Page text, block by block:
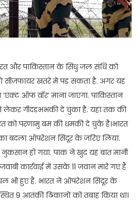
और पाकिस्तान के सिंधु जल संधि को
खतरे में पड़ सकता है. अगर यह
ऑफ वॉर’ माना जाएगा. पाकिस्तान
गीदड़भभकी दे चुका है. यहां तक की
को परणामु बम की धमकी दे चुके है।भारत
बदला ऑपरेशन सिंदूर के जरिए लिया.
हो गया. पाक ने खुद यह बात मानी
कार्रवाई में उसके 11 जवान मारे गए हैं
भी हुए हैं. भारत ने ऑपरेशन सिंदूर के
9 आतंकी ठिकानों को तबाह किया था।